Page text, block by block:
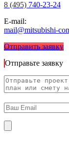
8 (495) 740-23-24
E-mail:
mail@mitsubishi-
Отправить заявку
Отправьте заявку